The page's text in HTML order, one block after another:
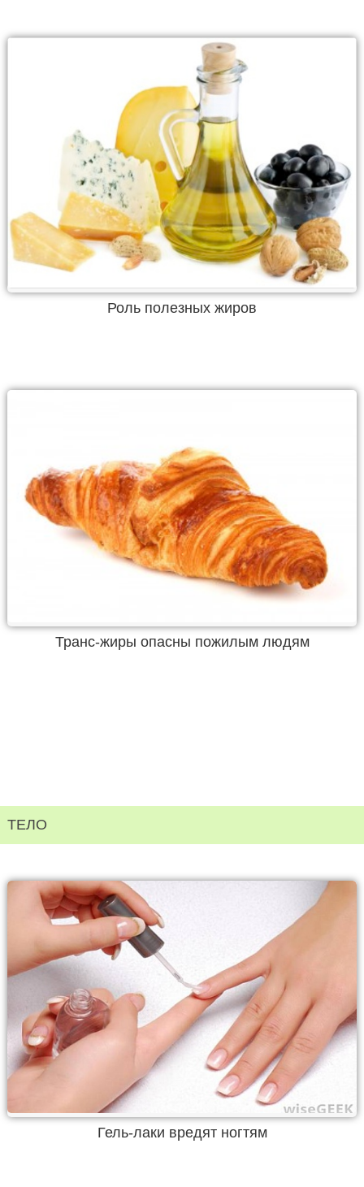
Роль полезных жиров
Транс-жиры опасны пожилым людям
ТЕЛО
Гель-лаки вредят ногтям